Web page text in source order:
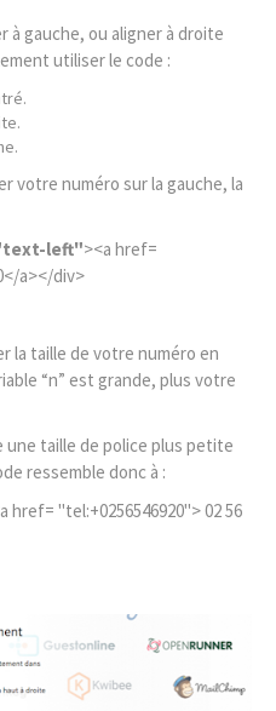
à gauche, ou aligner à droite
utiliser le code :
votre numéro sur la gauche, la
left"><a href=
a></div>
la taille de votre numéro en
“n” est grande, plus votre
une taille de police plus petite
ressemble donc à :
href= "tel:+0256546920"> 02 56